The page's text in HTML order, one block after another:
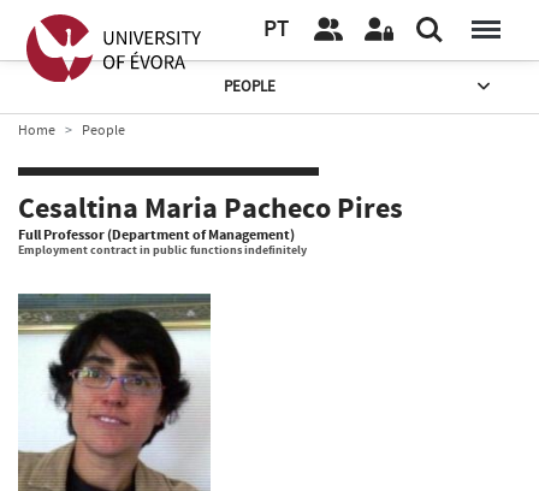
PT
PEOPLE
Home People
Cesaltina Maria Pacheco Pires
Full Professor (Department of Management)
Employment contract in public functions indefinitely